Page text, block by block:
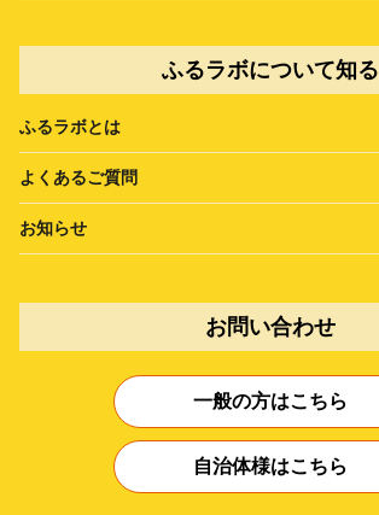
ふるラボについて知る
ふるラボとは
よくあるご質問
お知らせ
お問い合わせ
一般の方はこちら
自治体様はこちら